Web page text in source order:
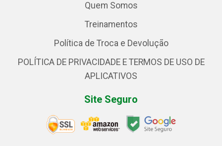
Quem Somos
Treinamentos
Política de Troca e Devolução
POLÍTICA DE PRIVACIDADE E TERMOS DE USO DE
APLICATIVOS
Site Seguro